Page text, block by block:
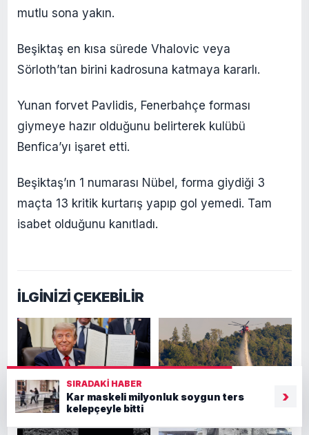
mutlu sona yakın.
Beşiktaş en kısa sürede Vhalovic veya
Sörloth’tan birini kadrosuna katmaya kararlı.
Yunan forvet Pavlidis, Fenerbahçe forması
giymeye hazır olduğunu belirterek kulübü
Benfica’yı işaret etti.
Beşiktaş’ın 1 numarası Nübel, forma giydiği 3
maçta 13 kritik kurtarış yapıp gol yemedi. Tam
isabet olduğunu kanıtladı.
İLGİNİZİ ÇEKEBİLİR
Trump, tehlike altındaki
türlere korumayı kaldırdı
ABD’de yangına müdahale
SIRADAKI HABER
Kar maskeli milyonluk soygun ters
kelepçeyle bitti
›